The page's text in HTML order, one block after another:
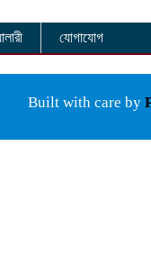
যোগাযোগ
Built with care by